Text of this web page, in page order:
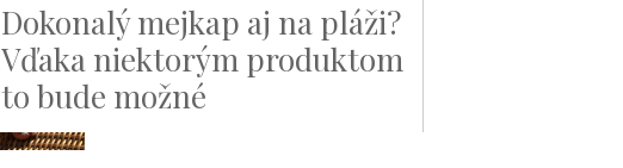
Dokonalý mejkap aj na pláži?
Vďaka niektorým produktom
to bude možné